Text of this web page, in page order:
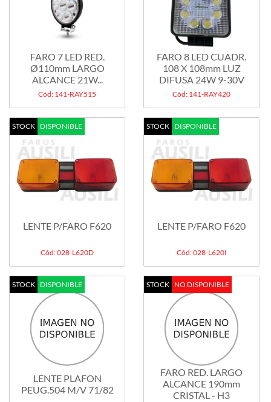
FARO 7 LED RED.
Ø110mm LARGO
ALCANCE 21W...
Cód: 141-RAY515
FARO 8 LED CUADR.
108 X 108mm LUZ
DIFUSA 24W 9-30V
Cód: 141-RAY420
STOCK DISPONIBLE
LENTE P/FARO F620
Cód: 028-L620D
STOCK DISPONIBLE
LENTE P/FARO F620
Cód: 028-L620I
STOCK DISPONIBLE
LENTE PLAFON
PEUG.504 M/V 71/82
STOCK NO DISPONIBLE
FARO RED. LARGO
ALCANCE 190mm
CRISTAL - H3